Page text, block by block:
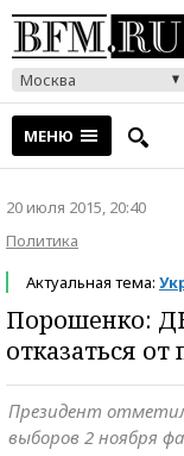
Москва
МЕНЮ
20 июля 2015, 20:40
Политика
Актуальная тема:
Порошенко:
отказаться
Президент
выборов 2 ноября